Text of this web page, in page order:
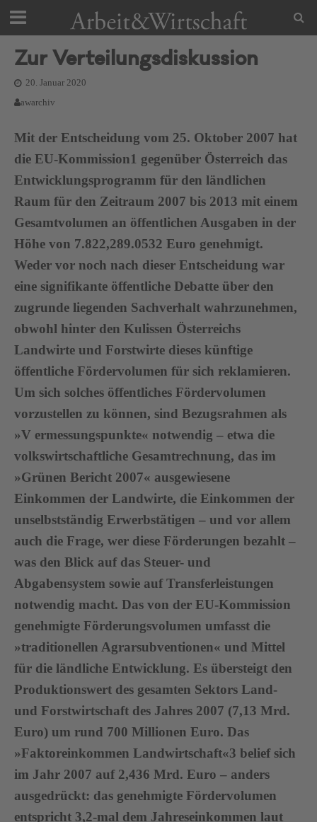
Zur Verteilungsdiskussion
20. Januar 2020
awarchiv
Mit der Entscheidung vom 25. Oktober 2007 hat
die EU-Kommission1 gegenüber Österreich das
Entwicklungsprogramm für den ländlichen
Raum für den Zeitraum 2007 bis 2013 mit einem
Gesamtvolumen an öffentlichen Ausgaben in der
Höhe von 7.822,289.0532 Euro genehmigt.
Weder vor noch nach dieser Entscheidung war
eine signifikante öffentliche Debatte über den
zugrunde liegenden Sachverhalt wahrzunehmen,
obwohl hinter den Kulissen Österreichs
Landwirte und Forstwirte dieses künftige
öffentliche Fördervolumen für sich reklamieren.
Um sich solches öffentliches Fördervolumen
vorzustellen zu können, sind Bezugsrahmen als
»V ermessungspunkte« notwendig – etwa die
volkswirtschaftliche Gesamtrechnung, das im
»Grünen Bericht 2007« ausgewiesene
Einkommen der Landwirte, die Einkommen der
unselbstständig Erwerbstätigen – und vor allem
auch die Frage, wer diese Förderungen bezahlt –
was den Blick auf das Steuer- und
Abgabensystem sowie auf Transferleistungen
notwendig macht. Das von der EU-Kommission
genehmigte Förderungsvolumen umfasst die
»traditionellen Agrarsubventionen« und Mittel
für die ländliche Entwicklung. Es übersteigt den
Produktionswert des gesamten Sektors Land-
und Forstwirtschaft des Jahres 2007 (7,13 Mrd.
Euro) um rund 700 Millionen Euro. Das
»Faktoreinkommen Landwirtschaft«3 belief sich
im Jahr 2007 auf 2,436 Mrd. Euro – anders
ausgedrückt: das genehmigte Fördervolumen
entspricht 3,2-mal dem Jahreseinkommen laut